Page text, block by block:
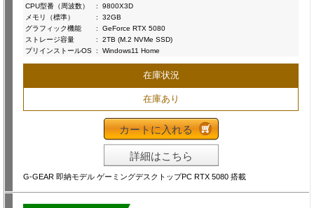
CPU型番（周波数）
:
9800X3D
メモリ（標準）
:
32GB
グラフィック機能
:
GeForce RTX 5080
ストレージ容量
:
2TB (M.2 NVMe SSD)
プリインストールOS : Windows11 Home
在庫状況
在庫あり
カートに入れる
詳細はこちら
G-GEAR 即納モデル ゲーミングデスクトップPC RTX 5080 搭載